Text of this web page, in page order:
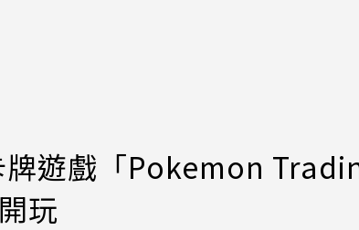
牌遊戲「Pokemon
玩